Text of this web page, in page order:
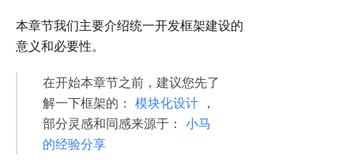
本章节我们主要介绍统一开发框架建设的
意义和必要性。
在开始本章节之前，建议您先了
解一下框架的： 模块化设计 ，
部分灵感和同感来源于： 小马
的经验分享